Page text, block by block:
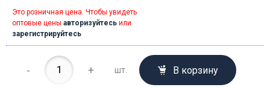
Это розничная цена. Чтобы увидеть
оптовые цены авторизуйтесь или
зарегистрируйтесь
- + шт. В корзину